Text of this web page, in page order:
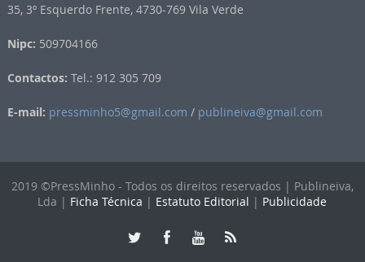
35, 3º Esquerdo Frente, 4730-769 Vila Verde
Nipc: 509704166
Contactos: Tel.: 912 305 709
E-mail: pressminho5@gmail.com / publineiva@gmail.com
2019 ©PressMinho - Todos os direitos reservados | Publineiva,
Lda | Ficha Técnica | Estatuto Editorial | Publicidade